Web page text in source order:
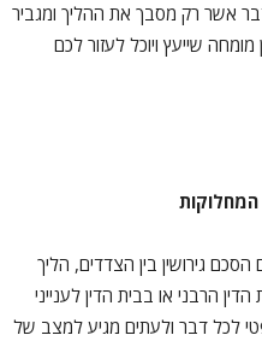
דבר אשר רק מסבך את ההליך ומגביר
שייעץ ויוכל לעזור לכם
המחלוקות
גירושין בין הצדדים, הליך
הרבני או בבית הדין לענייני
לכל דבר ולעתים מגיע למצב של